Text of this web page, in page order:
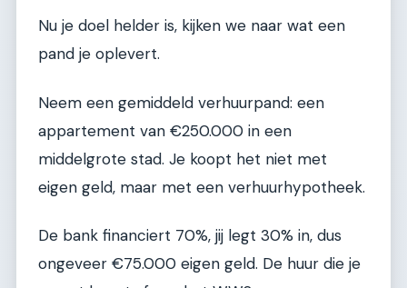
Nu je doel helder is, kijken we naar wat een
pand je oplevert.
Neem een gemiddeld verhuurpand: een
appartement van €250.000 in een
middelgrote stad. Je koopt het niet met
eigen geld, maar met een verhuurhypotheek.
De bank financiert 70%, jij legt 30% in, dus
ongeveer €75.000 eigen geld. De huur die je